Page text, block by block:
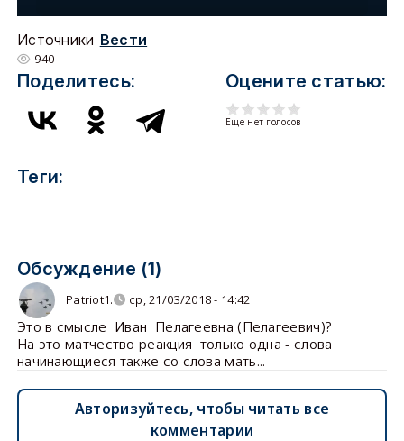
Источники Вести
940
Поделитесь: Оцените статью:
Еще нет голосов
Теги:
Обсуждение (1)
Patriot1. ср, 21/03/2018 - 14:42
Это в смысле Иван Пелагеевна (Пелагеевич)?
На это матчество реакция только одна - слова
начинающиеся также со слова мать...
Авторизуйтесь, чтобы читать все
комментарии